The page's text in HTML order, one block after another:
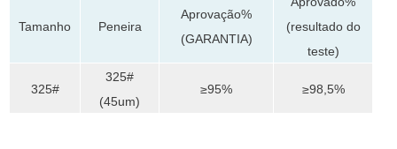
Tamanho Peneira
Aprovação%
(GARANTIA)
(resultado do
teste)
325#
325#
(45um)
≥95% ≥98,5%